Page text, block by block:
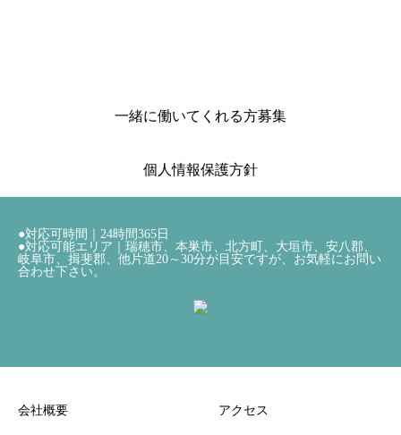
一緒に働いてくれる方募集
個人情報保護方針
●対応可時間｜24時間365日
●対応可能エリア｜瑞穂市、本巣市、北方町、大垣市、安八郡、
岐阜市、揖斐郡、他片道20～30分が目安ですが、お気軽にお問い
合わせ下さい。
会社概要 アクセス